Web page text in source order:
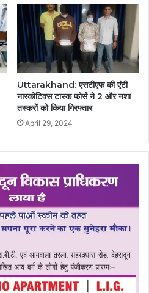
Uttarakhand: एसटीएफ की एंटी
नारकोटिक्स टास्क फोर्स ने 2 और नशा
तस्करों को किया गिरफ्तार
April 29, 2024